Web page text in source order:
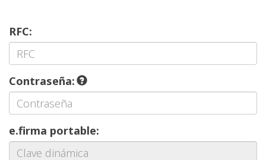
RFC:
Contraseña:
e.firma portable: